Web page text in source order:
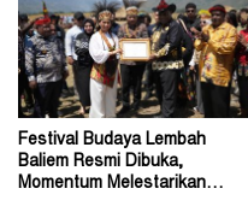
Festival Budaya Lembah
Baliem Resmi Dibuka,
Momentum Melestarikan